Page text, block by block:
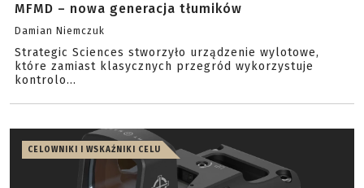
MFMD – nowa generacja tłumików
Damian Niemczuk
Strategic Sciences stworzyło urządzenie wylotowe,
które zamiast klasycznych przegród wykorzystuje
kontrolo...
CELOWNIKI I WSKAŹNIKI CELU